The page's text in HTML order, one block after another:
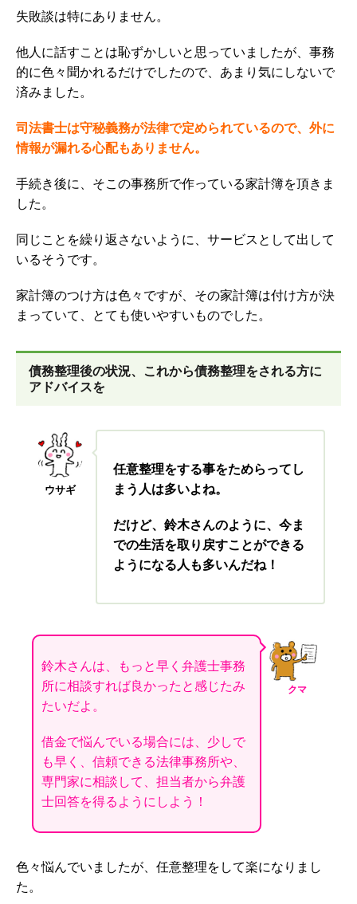
失敗談は特にありません。
他人に話すことは恥ずかしいと思っていましたが、事務
的に色々聞かれるだけでしたので、あまり気にしないで
済みました。
司法書士は守秘義務が法律で定められているので、外に
情報が漏れる心配もありません。
手続き後に、そこの事務所で作っている家計簿を頂きま
した。
同じことを繰り返さないように、サービスとして出して
いるそうです。
家計簿のつけ方は色々ですが、その家計簿は付け方が決
まっていて、とても使いやすいものでした。
債務整理後の状況、これから債務整理をされる方に
アドバイスを
ウサギ
任意整理をする事をためらってし
まう人は多いよね。
だけど、鈴木さんのように、今ま
での生活を取り戻すことができる
ようになる人も多いんだね！
クマ
鈴木さんは、もっと早く弁護士事務
所に相談すれば良かったと感じたみ
たいだよ。
借金で悩んでいる場合には、少しで
も早く、信頼できる法律事務所や、
専門家に相談して、担当者から弁護
士回答を得るようにしよう！
色々悩んでいましたが、任意整理をして楽になりまし
た。